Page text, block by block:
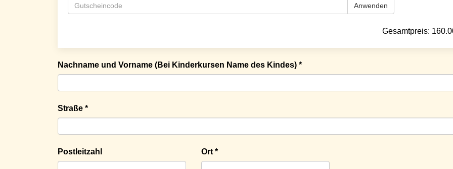
Anwenden
Gesamtpreis:
Nachname und Vorname (Bei Kinderkursen Name des Kindes) *
Straße *
Postleitzahl Ort *